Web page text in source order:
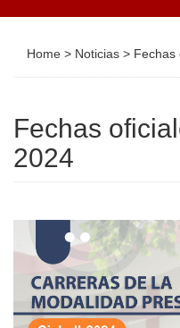
Home > Noticias > Fechas
Fechas
2024